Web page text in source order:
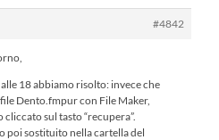
#4842
18 abbiamo risolto: invece che
Dento.fmpur con File Maker,
cliccato sul tasto “recupera”.
poi sostituito nella cartella del